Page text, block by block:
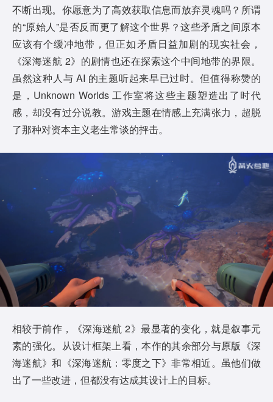
不断出现。你愿意为了高效获取信息而放弃灵魂吗？所谓
的“原始人”是否反而更了解这个世界？这些矛盾之间原本
应该有个缓冲地带，但正如矛盾日益加剧的现实社会，
《深海迷航 2》的剧情也还在探索这个中间地带的界限。
虽然这种人与 AI 的主题听起来早已过时。但值得称赞的
是，Unknown Worlds 工作室将这些主题塑造出了时代
感，却没有过分说教。游戏主题在情感上充满张力，超脱
了那种对资本主义老生常谈的抨击。
相较于前作，《深海迷航 2》最显著的变化，就是叙事元
素的强化。从设计框架上看，本作的其余部分与原版《深
海迷航》和《深海迷航：零度之下》非常相近。虽他们做
出了一些改进，但都没有达成其设计上的目标。